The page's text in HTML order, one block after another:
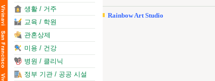
생활 / 거주
교육 / 학원
관혼상제
미용 / 건강
병원 / 클리닉
정부 기관 / 공공 시설
Rainbow Art Studio